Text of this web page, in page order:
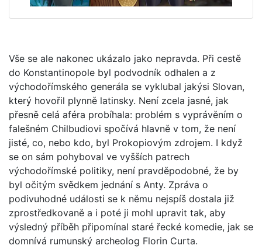
Vše se ale nakonec ukázalo jako nepravda. Při cestě
do Konstantinopole byl podvodník odhalen a z
východořímského generála se vyklubal jakýsi Slovan,
který hovořil plynně latinsky. Není zcela jasné, jak
přesně celá aféra probíhala: problém s vyprávěním o
falešném Chilbudiovi spočívá hlavně v tom, že není
jisté, co, nebo kdo, byl Prokopiovým zdrojem. I když
se on sám pohyboval ve vyšších patrech
východořímské politiky, není pravděpodobné, že by
byl očitým svědkem jednání s Anty. Zpráva o
podivuhodné události se k němu nejspíš dostala již
zprostředkovaně a i poté ji mohl upravit tak, aby
výsledný příběh připomínal staré řecké komedie, jak se
domnívá rumunský archeolog Florin Curta.